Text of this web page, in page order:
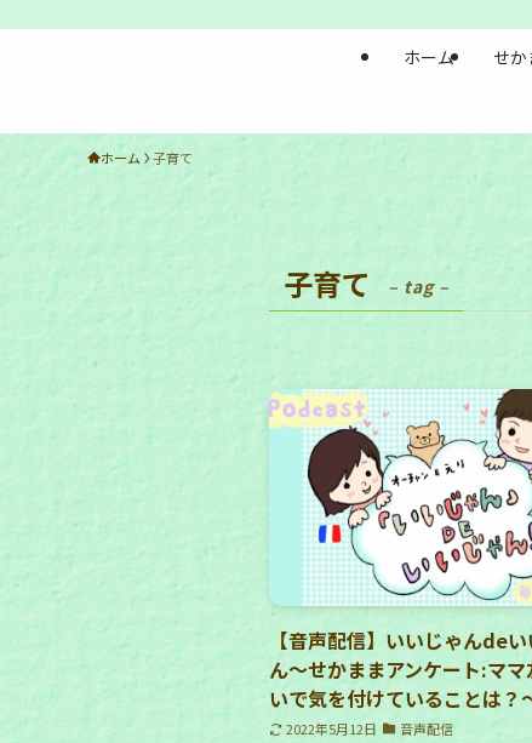
ホーム せ
ホーム 子育て
子育て – tag –
【音声配信】いいじゃんde
ん〜せかままアンケート:マ
いで気を付けていることは？
2022年5月12日 音声配信